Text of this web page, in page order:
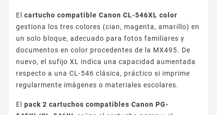
El cartucho compatible Canon CL-546XL color
gestiona los tres colores (cian, magenta, amarillo) en
un solo bloque, adecuado para fotos familiares y
documentos en color procedentes de la MX495. De
nuevo, el sufijo XL indica una capacidad aumentada
respecto a una CL-546 clásica, práctico si imprime
regularmente imágenes o materiales escolares.
El pack 2 cartuchos compatibles Canon PG-